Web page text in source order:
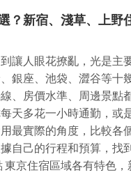
？新宿、淺草、上野
讓人眼花撩亂，光是主
銀座、池袋、澀谷等十
、房價水準、周邊景點
天多花一小時通勤，或
最實際的角度，比較各
自己的行程和預算，找
東京住宿區域各有特色